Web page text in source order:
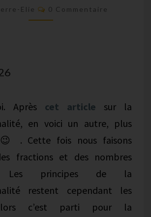
FRACTIONS
Elie Commentaires
0 Commentaire
Après cet article sur la
en voici un autre, plus
. Cette fois nous faisons
fractions et des nombres
Les principes de la
restent cependant les
c’est parti pour la